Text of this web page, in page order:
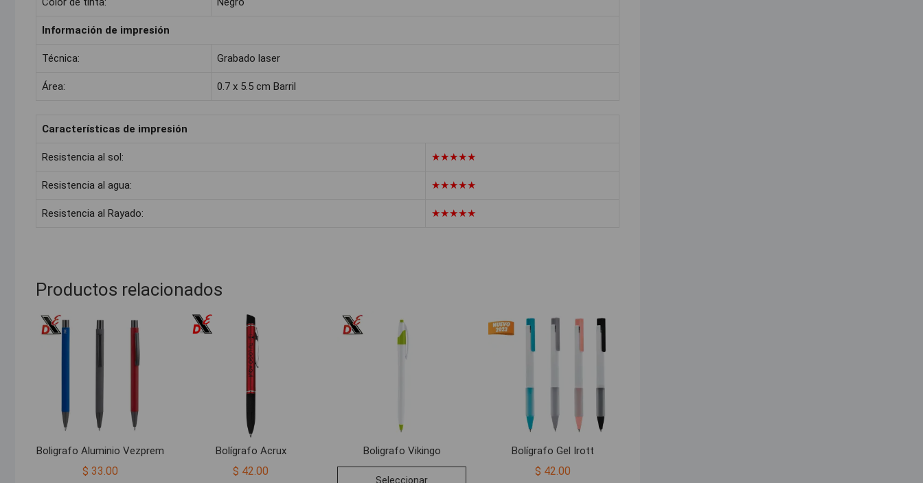
Información de impresión
Técnica: Grabado laser
Área: 0.7 x 5.5 cm Barril
Características de impresión
Resistencia al sol: ★★★★★
Resistencia al agua: ★★★★★
Resistencia al Rayado: ★★★★★
Productos relacionados
Boligrafo Aluminio Vezprem
$ 33.00
Bolígrafo Acrux
$ 42.00
Boligrafo Vikingo
Seleccionar
Este
Bolígrafo Gel Irott
$ 42.00